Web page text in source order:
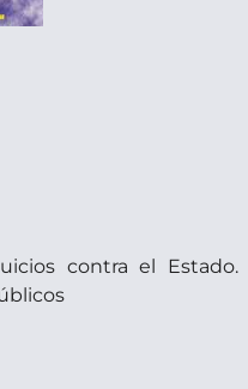
contra el Estado.